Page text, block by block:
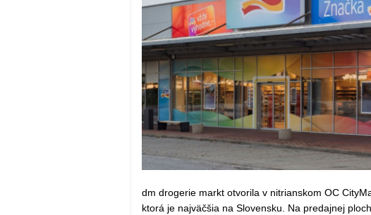
dm drogerie markt otvorila v nitrianskom OC
ktorá je najväčšia na Slovensku. Na predajnej